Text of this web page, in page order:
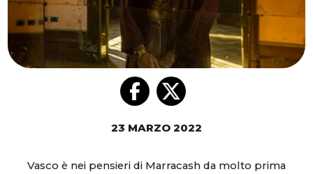
23 MARZO 2022
Vasco è nei pensieri di Marracash da molto prima